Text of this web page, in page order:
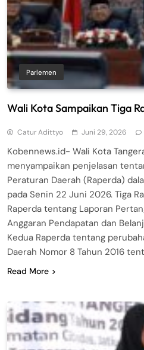
Parlemen
Wali Kota Sampaikan Tiga
Catur Adittyo Juni 29, 2026
Kobennews.id- Wali Kota
menyampaikan penjelasan
Peraturan Daerah (Raperda)
pada Senin 22 Juni 2026. Tiga
Raperda tentang Laporan
Anggaran Pendapatan dan
Kedua Raperda tentang
Daerah Nomor 8 Tahun 2016
Read More